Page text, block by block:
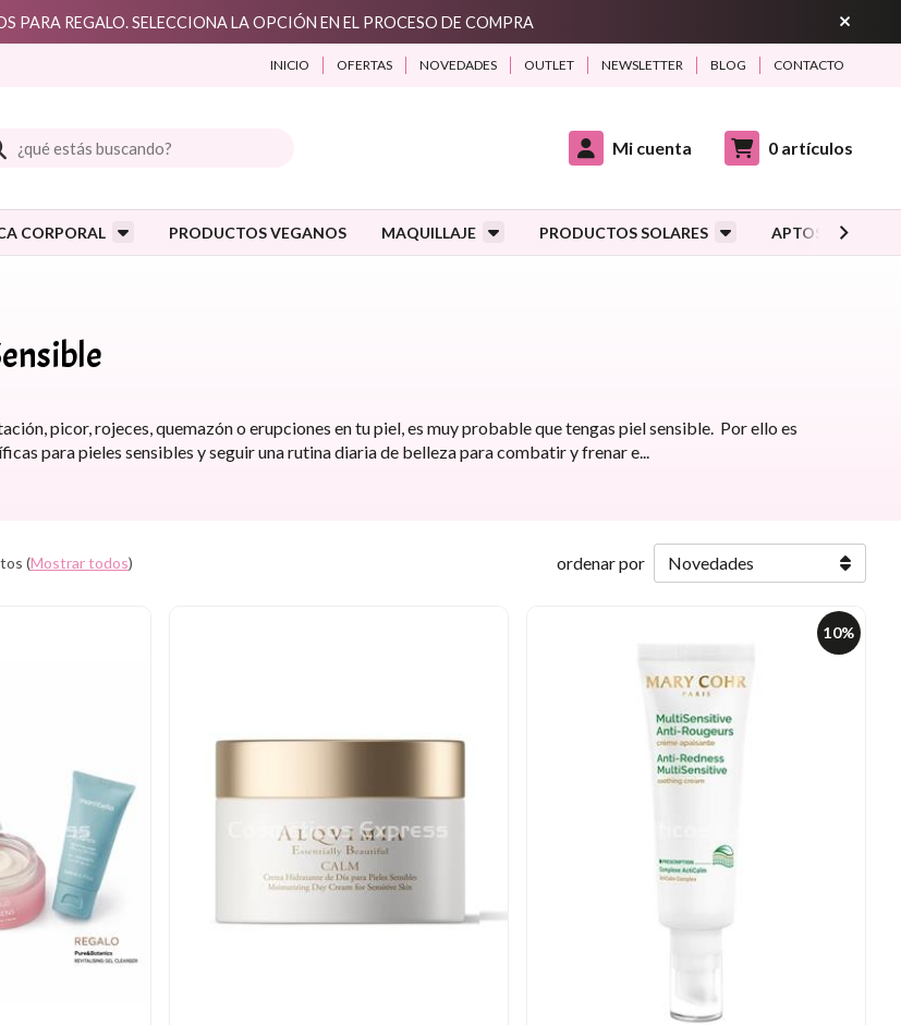
PARA REGALO. SELECCIONA LA OPCIÓN EN EL PROCESO DE COMPRA
INICIO OFERTAS NOVEDADES OUTLET NEWSLETTER BLOG CONTACTO
Buscar Mi cuenta 0 artículos
CORPORAL PRODUCTOS VEGANOS MAQUILLAJE PRODUCTOS SOLARES APTOS
picor, rojeces, quemazón o erupciones en tu piel, es muy probable que tengas piel sensible. Por ello es
para pieles sensibles y seguir una rutina diaria de belleza para combatir y frenar e
(Mostrar todos) ordenar por
10%